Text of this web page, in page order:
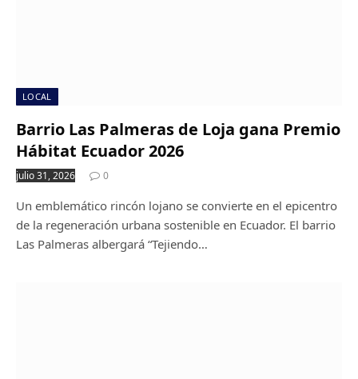
LOCAL
Barrio Las Palmeras de Loja gana Premio
Hábitat Ecuador 2026
julio 31, 2026 0
Un emblemático rincón lojano se convierte en el epicentro
de la regeneración urbana sostenible en Ecuador. El barrio
Las Palmeras albergará “Tejiendo…